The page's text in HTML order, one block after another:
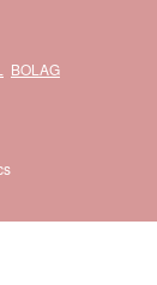
BOLAG